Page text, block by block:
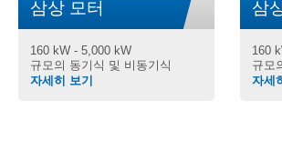
삼상 모터
160 kW - 5,000 kW
규모의 동기식 및 비동기식
자세히 보기
삼
160
규모
자세